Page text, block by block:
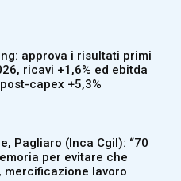
approva i risultati primi
ricavi +1,6% ed ebitda
capex +5,3%
Pagliaro (Inca Cgil): “70
per evitare che
mercificazione lavoro